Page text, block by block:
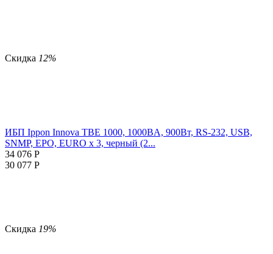
Скидка 12%
ИБП Ippon Innova TBE 1000, 1000ВA, 900Вт, RS-232, USB,
SNMP, EPO, EURO х 3, черный (2...
34 076 Р
30 077 Р
Скидка 19%